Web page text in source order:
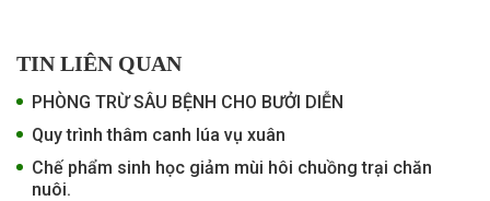
TIN LIÊN QUAN
PHÒNG TRỪ SÂU BỆNH CHO BƯỞI DIỄN
Quy trình thâm canh lúa vụ xuân
Chế phẩm sinh học giảm mùi hôi chuồng trại chăn
nuôi.